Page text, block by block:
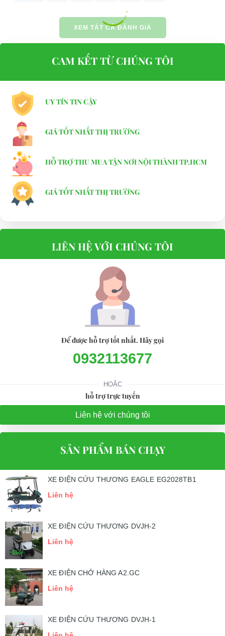
XEM TẤT CẢ ĐÁNH GIÁ
CAM KẾT TỪ CHÚNG TÔI
UY TÍN TIN CẬY
GIÁ TỐT NHẤT THỊ TRƯỜNG
HỖ TRỢ THU MUA TẬN NƠI NỘI THÀNH TP.HCM
GIÁ TỐT NHẤT THỊ TRƯỜNG
LIÊN HỆ VỚI CHÚNG TÔI
Để được hỗ trợ tốt nhất. Hãy gọi
0932113677
HOẶC
hỗ trợ trực tuyến
Liên hệ với chúng tôi
SẢN PHẨM BÁN CHẠY
XE ĐIỆN CỨU THƯƠNG EAGLE EG2028TB1
Liên hệ
XE ĐIỆN CỨU THƯƠNG DVJH-2
Liên hệ
XE ĐIỆN CHỞ HÀNG A2.GC
Liên hệ
XE ĐIỆN CỨU THƯƠNG DVJH-1